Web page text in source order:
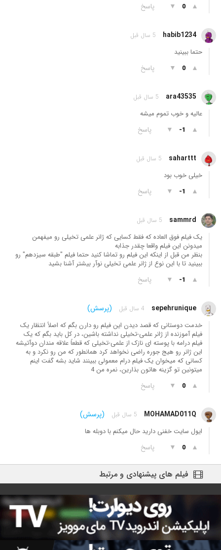
▲
0
▼ پاسخ
habib1234 5 سال قبل
حتما ببینید
▲
0
▼ پاسخ
ara43535 5 سال قبل
عالیه و خوب تموم میشه
▲
-1
▼ پاسخ
saharttt 5 سال قبل
خیلی خوب بود
▲
-1
▼ پاسخ
sammrd 5 سال قبل
یک فیلم فوق العاده که فقط کسایی که ژانر علمی تخیلی رو میفهمن
میدونن این فیلم واقعا چقدر جذابه
بنظر من قبل از اینکه این فیلم رو تماشا کنید حتما فیلم "طبقه سیزدهم" رو
ببینید تا با این نوع از ژانر علمی تخیلی نوآر بیشتر آشنا بشید
▲
-1
▼ پاسخ
sepehrunique 4 سال قبل (پرسش)
خدمت دوستانی که قصد دیدن این فیلم رو دارن بگم که اصلاً انتظار یک
فیلم آموزنده از ژانر علمی-تخیلی نداشته باشین، در کل باید بگم که یک
فیلم درامه با پوسته ای نازک از علمی-تخیلی که قطعاً علاقه مندان دوآتیشه
این ژانر رو هیج جوره راضی نخواهد کرد همانطور که من رو نکرد و به
کسانی که میخوان یک فیلم درام معمولی ببینند شاید بشه گفت اینم
میتونین تو گزینه هاتون بذارین، نمره من 4
▲
0
▼ پاسخ
MOHAMAD011Q 5 سال قبل (پرسش)
ایول سایت خفنی دارید حال میکنم با دوبله ها
▲
0
▼ پاسخ
فیلم های پیشنهادی و مرتبط